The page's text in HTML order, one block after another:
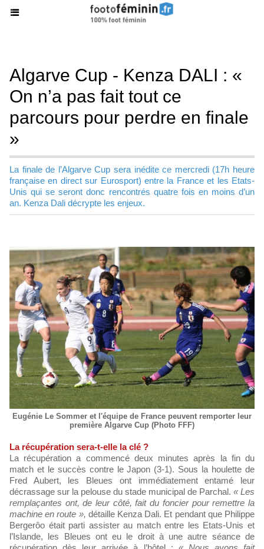
Algarve Cup - Kenza DALI : «
On n’a pas fait tout ce
parcours pour perdre en finale
»
La finale de l’Algarve Cup sera inédite ce mercredi (17h heure
française en direct sur Eurosport) entre la France et les Etats-
Unis qui se seront donc rencontrés quatre fois en moins d’un
an. Kenza Dali décrypte les enjeux.
Eugénie Le Sommer et l'équipe de France peuvent remporter leur
première Algarve Cup (Photo FFF)
La récupération sera-t-elle la clé ?
La récupération a commencé deux minutes après la fin du
match et le succès contre le Japon (3-1). Sous la houlette de
Fred Aubert, les Bleues ont immédiatement entamé leur
décrassage sur la pelouse du stade municipal de Parchal. « Les
remplaçantes ont, de leur côté, fait du foncier pour remettre la
machine en route », détaille Kenza Dali. Et pendant que Philippe
Bergerôo était parti assister au match entre les Etats-Unis et
l’Islande, les Bleues ont eu le droit à une autre séance de